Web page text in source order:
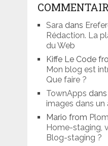
Saradans
Rédaction. La
du Web
Kiffe Le Code
Mon blog est
Que faire ?
TownApps dans
images dans un
Mario from
Home-staging,
Blog-staging ?